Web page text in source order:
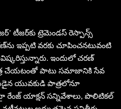
టీజ‌ర్‌కు ట్రెమెండ‌స్ రెస్పాన్స్
ఇప్ప‌టి వ‌ర‌కు చూపించ‌న‌టువంటి
ఇందులో చ‌ర‌ణ్
చేయ‌టంతో పాటు స‌మాజానికి సేవ
యువ‌కుడి పాత్ర‌లోనూ
రేంజ్ యాక్ష‌న్ స‌న్నివేశాలు, పొలిటిక‌ల్